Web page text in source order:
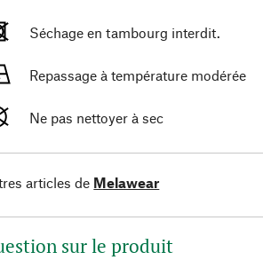
Séchage en tambourg interdit.
Repassage à température modérée
Ne pas nettoyer à sec
articles de Melawear
sur le produit